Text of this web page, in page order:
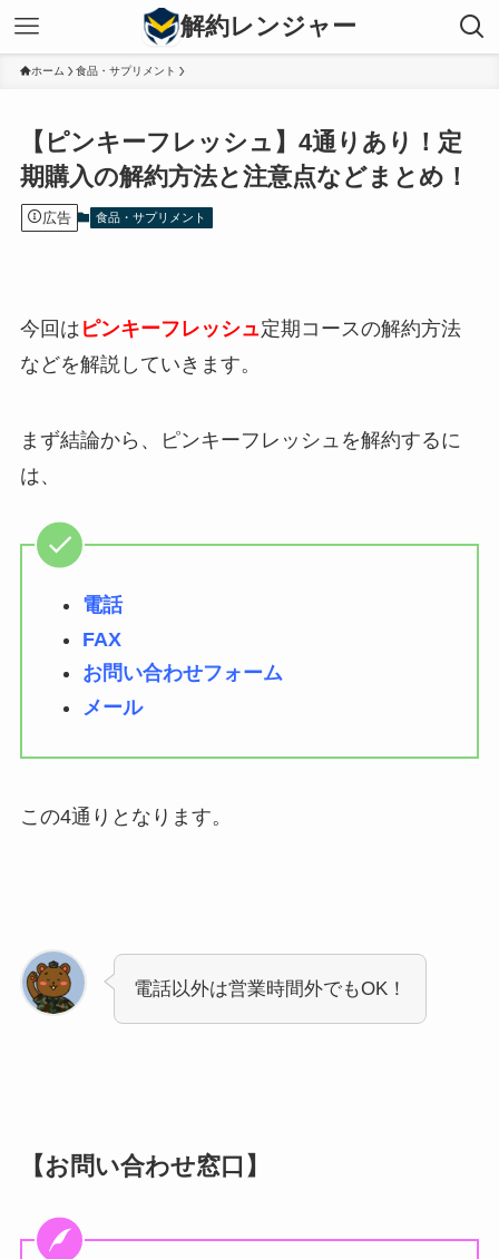
解約レンジャー
ホーム 食品・サプリメント
【ピンキーフレッシュ】4通りあり！定
期購入の解約方法と注意点などまとめ！
広告 食品・サプリメント
今回は ピンキーフレッシュ定期コースの解約方法
などを解説していきます。
まず結論から、 ピンキーフレッシュ を解約するに
は、
電話
FAX
お問い合わせフォーム
メール
この4通りとなります。
電話以外は営業時間外でもOK！
【お問い合わせ窓口】